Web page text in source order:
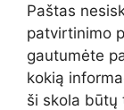
Paštas
patvirtinimo
gautumėte
kokią
ši skola būtų